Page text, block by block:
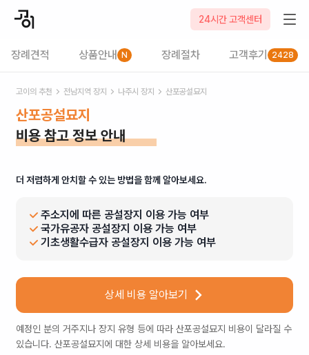
24시간 고객센터
장례견적 상품안내 N 장례절차 고객후기 2428
고이의 추천 전남지역 장지 나주시 장지 산포공설묘지
산포공설묘지
비용 참고 정보 안내
더 저렴하게 안치할 수 있는 방법을 함께 알아보세요.
주소지에 따른 공설장지 이용 가능 여부
국가유공자 공설장지 이용 가능 여부
기초생활수급자 공설장지 이용 가능 여부
상세 비용 알아보기
예정인 분의 거주지나 장지 유형 등에 따라 산포공설묘지 비용이 달라질 수
있습니다. 산포공설묘지 에 대한 상세 비용을 알아보세요.